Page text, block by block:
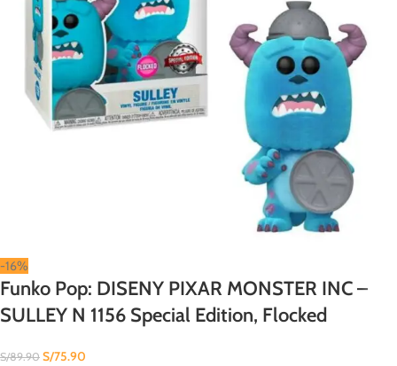
-16%
Funko Pop: DISENY PIXAR MONSTER INC –
SULLEY N 1156 Special Edition, Flocked
S/89.90 S/75.90